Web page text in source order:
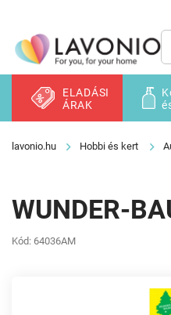
tartalomhoz
ELADÁSI
ÁRAK
Hobbi és kert
WUNDER-
Kód: 64036AM